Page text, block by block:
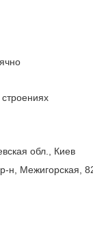
обл., Киев
н, Межигорская,